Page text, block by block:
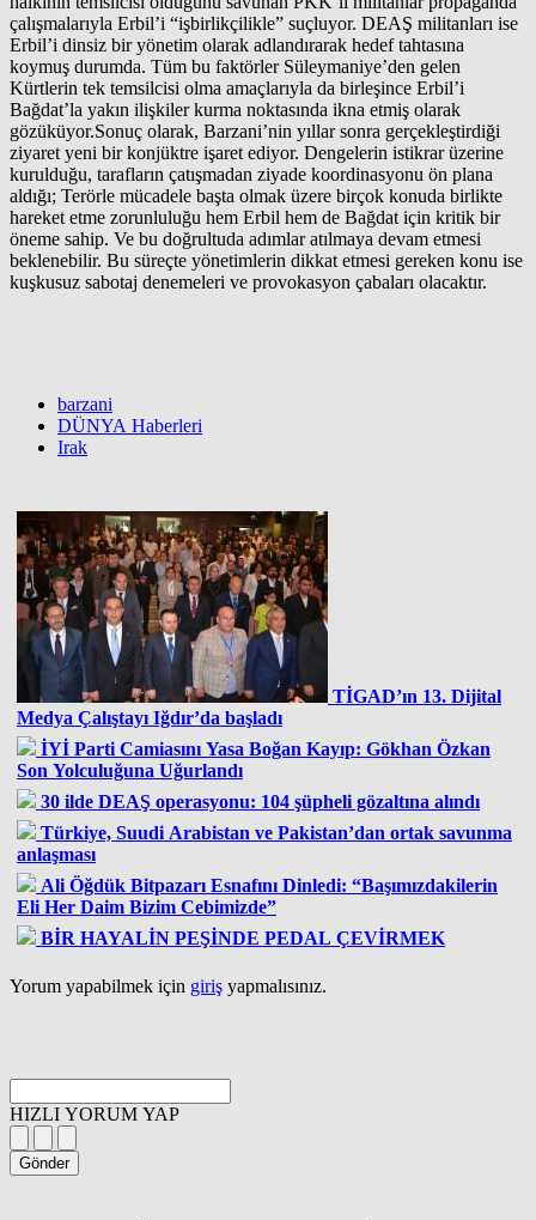
çalışmalarıyla Erbil’i “işbirlikçilikle” suçluyor. DEAŞ militanları ise
Erbil’i dinsiz bir yönetim olarak adlandırarak hedef tahtasına
koymuş durumda. Tüm bu faktörler Süleymaniye’den gelen
Kürtlerin tek temsilcisi olma amaçlarıyla da birleşince Erbil’i
Bağdat’la yakın ilişkiler kurma noktasında ikna etmiş olarak
gözüküyor.Sonuç olarak, Barzani’nin yıllar sonra gerçekleştirdiği
ziyaret yeni bir konjüktre işaret ediyor. Dengelerin istikrar üzerine
kurulduğu, tarafların çatışmadan ziyade koordinasyonu ön plana
aldığı; Terörle mücadele başta olmak üzere birçok konuda birlikte
hareket etme zorunluluğu hem Erbil hem de Bağdat için kritik bir
öneme sahip. Ve bu doğrultuda adımlar atılmaya devam etmesi
beklenebilir. Bu süreçte yönetimlerin dikkat etmesi gereken konu ise
kuşkusuz sabotaj denemeleri ve provokasyon çabaları olacaktır.
barzani
DÜNYA Haberleri
Irak
TİGAD’ın 13. Dijital
Medya Çalıştayı Iğdır’da başladı
İYİ Parti Camiasını Yasa Boğan Kayıp: Gökhan Özkan
Son Yolculuğuna Uğurlandı
30 ilde DEAŞ operasyonu: 104 şüpheli gözaltına alındı
Türkiye, Suudi Arabistan ve Pakistan’dan ortak savunma
anlaşması
Ali Öğdük Bitpazarı Esnafını Dinledi: “Başımızdakilerin
Eli Her Daim Bizim Cebimizde”
BİR HAYALİN PEŞİNDE PEDAL ÇEVİRMEK
Yorum yapabilmek için giriş yapmalısınız.
HIZLI YORUM YAP
Gönder